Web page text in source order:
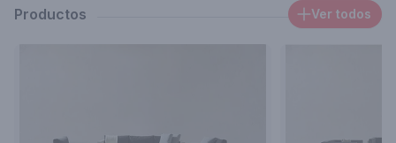
Contacto
Productos Ver todos